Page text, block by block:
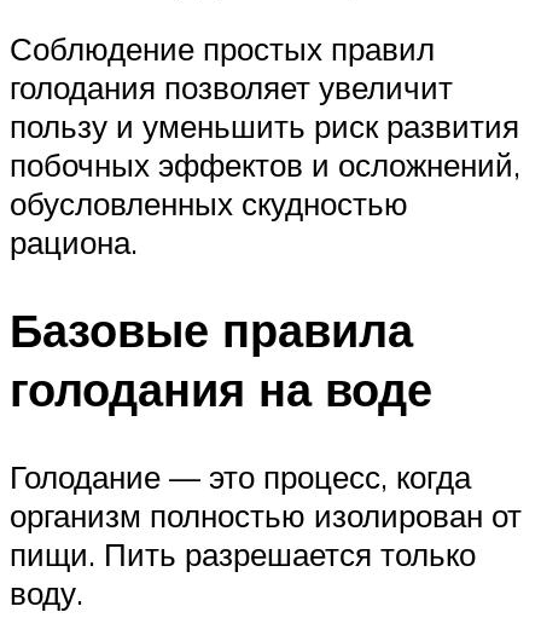
Соблюдение простых правил
голодания позволяет увеличит
пользу и уменьшить риск развития
побочных эффектов и осложнений,
обусловленных скудностью
рациона.
Базовые правила
голодания на воде
Голодание — это процесс, когда
организм полностью изолирован от
пищи. Пить разрешается только
воду.